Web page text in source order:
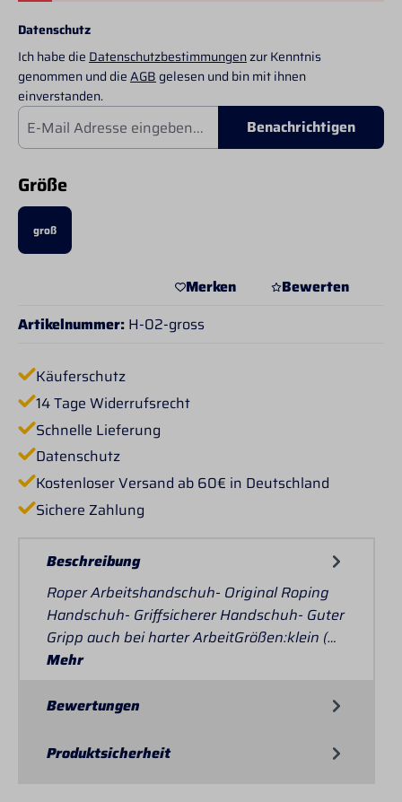
Datenschutz
Ich habe die Datenschutzbestimmungenzur Kenntnis
genommen und dieAGB gelesen und bin mit ihnen
einverstanden.
Benachrichtigen
Größeauswählen
groß
Merken
Bewerten
Artikelnummer: H-02-gross
Käuferschutz
14 Tage Widerrufsrecht
Schnelle Lieferung
Datenschutz
Kostenloser Versand ab 60€ in Deutschland
Sichere Zahlung
Beschreibung
Roper Arbeitshandschuh- Original Roping
Handschuh- Griffsicherer Handschuh- Guter
Gripp auch bei harter ArbeitGrößen:klein (…
Mehr
Bewertungen
Produktsicherheit